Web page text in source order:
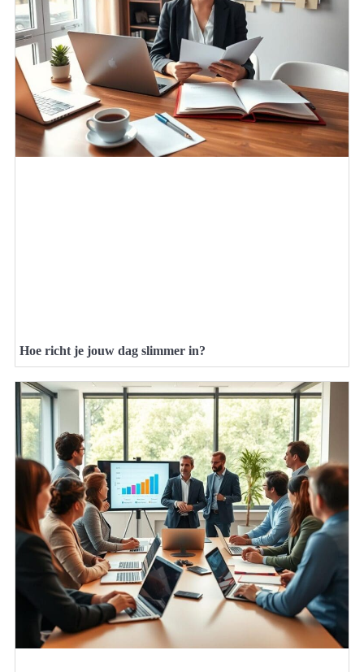
Hoe richt je jouw dag slimmer in?